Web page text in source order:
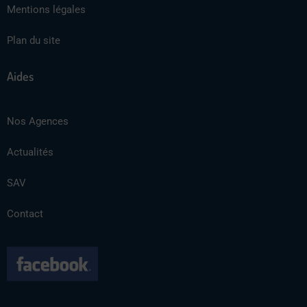
Mentions légales
Plan du site
Aides
Nos Agences
Actualités
SAV
Contact